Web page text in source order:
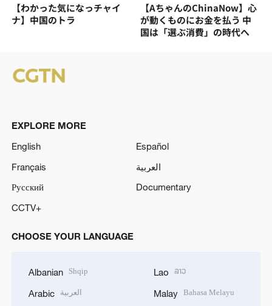
【わかった気になっチャイ
ナ】中国のトラ
【AちゃんのChinaNow】心
が動くものにお金を払う 中
国は「選ぶ消費」の時代へ
EXPLORE MORE
English
Español
Français
العربية
Русский
Documentary
CCTV+
CHOOSE YOUR LANGUAGE
Albanian Shqip
Arabic العربية
Lao ລາວ
Malay Bahasa Melayu